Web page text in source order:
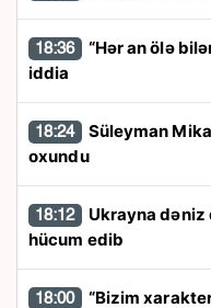
18:36
iddia
18:24
oxundu
18:12
hücum edib
18:00